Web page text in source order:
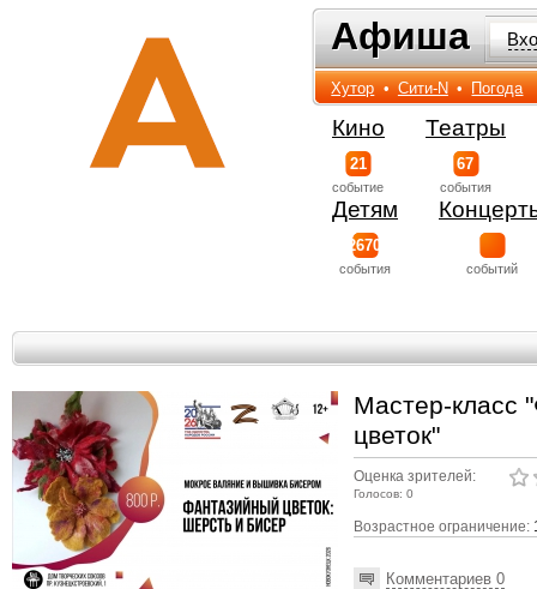
Афиша
Афиша
Хутор • Сити-N • Погода
Кино
21
событиe
Театры
67
события
Детям
2670
события событий
Мастер-класс
цветок"
Оценка зрителей:
Голосов: 0
Возрастное ограничение:
Комментариев 0